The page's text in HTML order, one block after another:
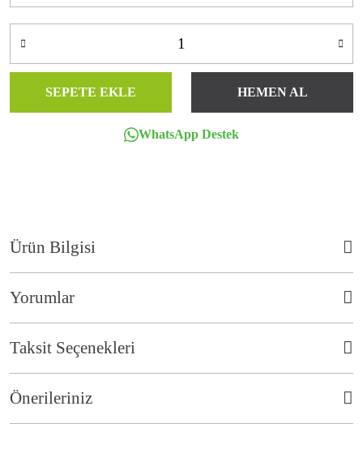
SEPETE EKLE HEMEN AL
WhatsApp Destek
Ürün Bilgisi
iplerinden el işçiliği ile örülerek üretilmiştir.
. Metal profile sahiptir. Malzeme: %50 Luxio Cord İp, %50 Metal
Yorumlar
Taksit Seçenekleri
Önerileriniz